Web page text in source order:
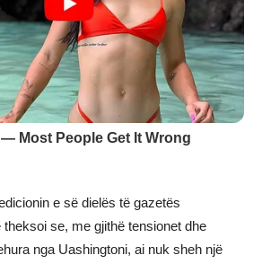
e së dielës të gazetës
theksoi se, me gjithë tensionet dhe
nga Uashingtoni, ai nuk sheh një